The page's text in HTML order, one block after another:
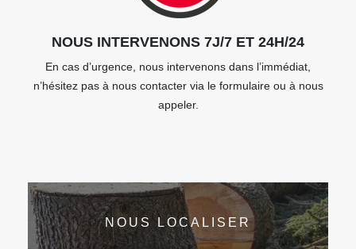
NOUS INTERVENONS 7J/7 ET 24H/24
En cas d’urgence, nous intervenons dans l’immédiat,
n’hésitez pas à nous contacter via le formulaire ou à nous
appeler.
NOUS LOCALISER